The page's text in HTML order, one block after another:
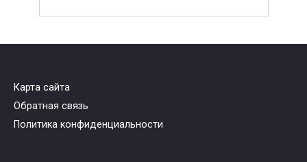
Карта сайта
Обратная связь
Политика конфиденциальности